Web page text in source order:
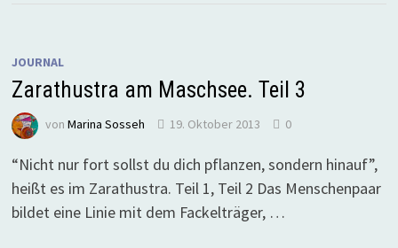
JOURNAL
Zarathustra am Maschsee. Teil 3
von Marina Sosseh 19. Oktober 2013 0
“Nicht nur fort sollst du dich pflanzen, sondern hinauf”,
heißt es im Zarathustra. Teil 1, Teil 2 Das Menschenpaar
bildet eine Linie mit dem Fackelträger, …